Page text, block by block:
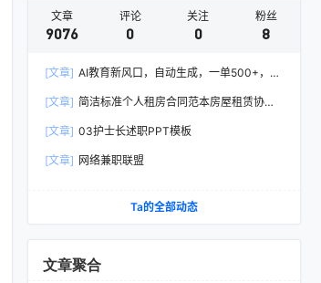
文章
9076
评论
0
关注
0
粉丝
8
[文章] AI教育新风口，自动生成，一单500+，月
[文章] 简洁标准个人租房合同范本房屋租赁协议
[文章] 03护士长述职PPT模板
[文章] 网络兼职联盟
Ta的全部动态
文章聚合